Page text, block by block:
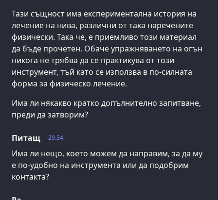
Тази същност има експериментална история на
лечение на нива, различни от така наречените
физически. Така че, е приемливо този материал
да бъде прочетен. Обаче упражняването на огън
никога не трябва да се практикува от този
инструмент, тъй като се използва в по-силната
форма за физическо лечение.
Има ли някакво кратко допълнително запитване,
преди да затворим?
29.34
Питащ
Има ли нещо, което можем да направим, за да му
е по-удобно на инструмента или да подобрим
контакта?